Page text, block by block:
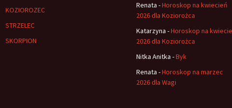
KOZIOROZEC
STRZELEC
SKORPION
Renata -Horoskop na kwiecień
2026 dla Koziorożca
Katarzyna -Horoskop na
2026 dla Koziorożca
Nitka Anitka -Byk
Renata -Horoskop na marzec
2026 dla Wagi